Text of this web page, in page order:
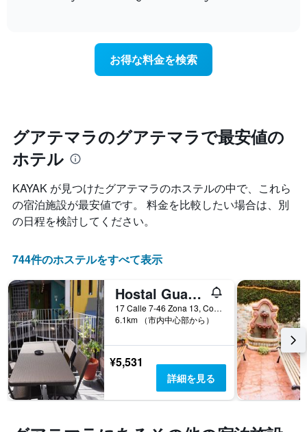
料
金
を
し
て
い
ま
本
は、
曜
日
を
表
し
て
す。
の
Y
軸
1​
本
は、
室
の
平
れ
て
客
室
金
が
ど
う
変
化
す
る
か
を
し
て
い
す
お得な料金を検索
グアテマラのグアテマラで最安値の
ホテル
KAYAK が見つけたグアテマラのホステルの中で、これら
の宿泊施設が最安値です。 料金を比較したい場合は、別
の日程を検討してください。
744件のホステルをすべて表示
Hostal Guatefriend's - Hostel
17 Calle 7-46 Zona 13, Colonia Aurora 1, グアテマラ, グアテマラ
6.1km （市内中心部から）
¥5,531
詳細を見る